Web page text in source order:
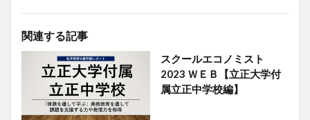
関連する記事
スクールエコノミスト
2023 ＷＥＢ【立正大学付
属立正中学校編】